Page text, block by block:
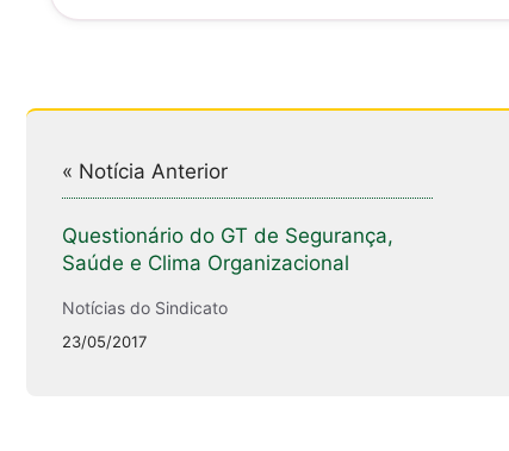
p o
k
« Notícia Anterior
Questionário do GT de Segurança,
Saúde e Clima Organizacional
Notícias do Sindicato
23/05/2017